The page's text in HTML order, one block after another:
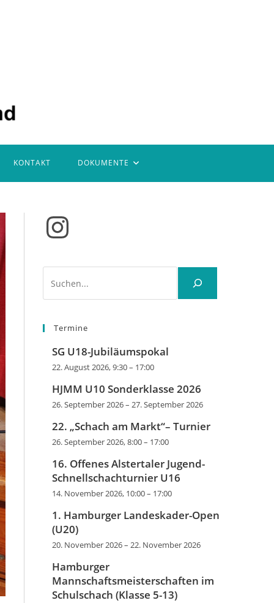
KONTAKT DOKUMENTE
Instagram
Termine
SG U18-Jubiläumspokal
22. August 2026, 9:30– 17:00
HJMM U10 Sonderklasse 2026
26. September 2026– 27. September 2026
22. „Schach am Markt“– Turnier
26. September 2026, 8:00– 17:00
16. Offenes Alstertaler Jugend-
Schnellschachturnier U16
14. November 2026, 10:00– 17:00
1. Hamburger Landeskader-Open
(U20)
20. November 2026– 22. November 2026
Hamburger
Mannschaftsmeisterschaften im
Schulschach (Klasse 5-13)